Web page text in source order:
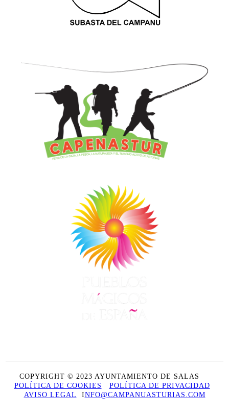
COPYRIGHT © 2023 AYUNTAMIENTO DE SALAS
POLÍTICA DE COOKIES
POLÍTICA DE PRIVACIDAD
AVISO LEGAL INFO@CAMPANUASTURIAS.COM